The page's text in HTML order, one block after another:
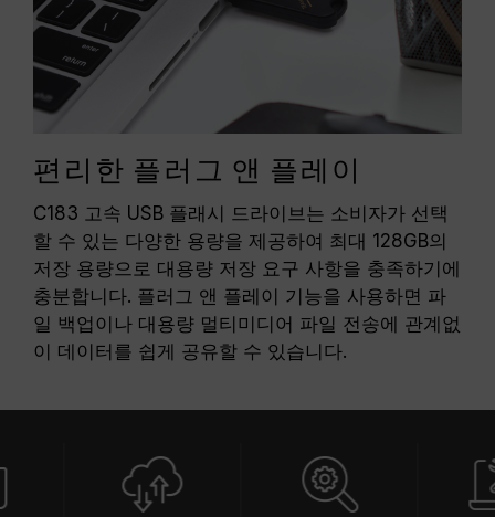
편리한 플러그 앤 플레이
C183 고속 USB 플래시 드라이브는 소비자가 선택
할 수 있는 다양한 용량을 제공하여 최대 128GB의
저장 용량으로 대용량 저장 요구 사항을 충족하기에
충분합니다. 플러그 앤 플레이 기능을 사용하면 파
일 백업이나 대용량 멀티미디어 파일 전송에 관계없
이 데이터를 쉽게 공유할 수 있습니다.